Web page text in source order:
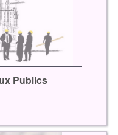
Publics